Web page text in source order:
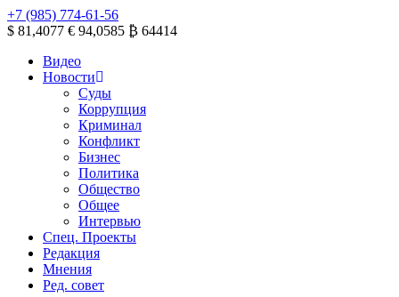
+7 (985) 774-61-56
$ 81,4077 € 94,0585 ₿ 64414
Видео
Новости
Суды
Коррупция
Криминал
Конфликт
Бизнес
Политика
Общество
Общее
Интервью
Спец. Проекты
Редакция
Мнения
Ред. совет